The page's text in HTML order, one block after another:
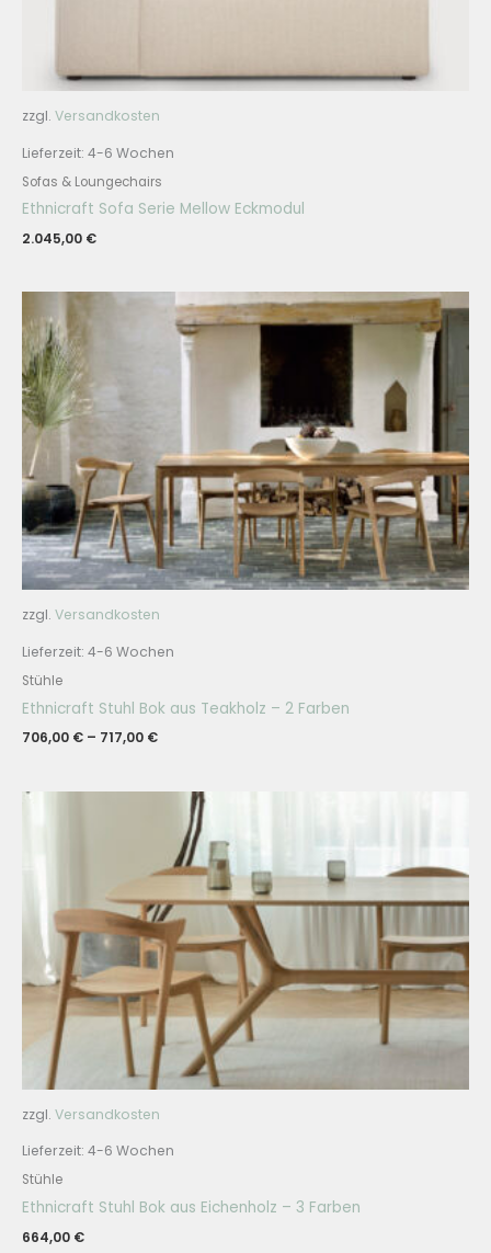
zzgl. Versandkosten
Lieferzeit: 4-6 Wochen
Sofas & Loungechairs
Ethnicraft Sofa Serie Mellow Eckmodul
2.045,00 €
zzgl. Versandkosten
Lieferzeit: 4-6 Wochen
Stühle
Ethnicraft Stuhl Bok aus Teakholz – 2 Farben
706,00 € – 717,00 €
zzgl. Versandkosten
Lieferzeit: 4-6 Wochen
Stühle
Ethnicraft Stuhl Bok aus Eichenholz – 3 Farben
664,00 €